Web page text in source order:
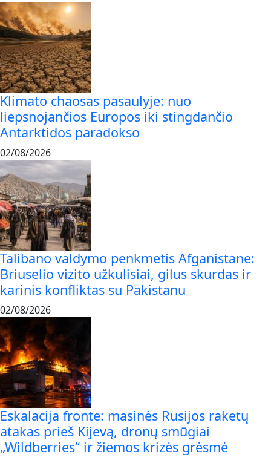
Klimato chaosas pasaulyje: nuo
liepsnojančios Europos iki stingdančio
Antarktidos paradokso
02/08/2026
Talibano valdymo penkmetis Afganistane:
Briuselio vizito užkulisiai, gilus skurdas ir
karinis konfliktas su Pakistanu
02/08/2026
Eskalacija fronte: masinės Rusijos raketų
atakas prieš Kijevą, dronų smūgiai
„Wildberries“ ir žiemos krizės grėsmė